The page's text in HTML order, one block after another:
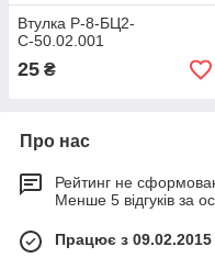
Втулка Р-8-БЦ2-
С-50.02.001
25 ₴
Про нас
Рейтинг не
Менше 5 відгуків за
Працює з 09.02.2015